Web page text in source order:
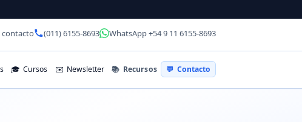
contacto (011) 6155-8693 WhatsApp +54 9 11 6155-8693
🎓 Cursos ✉️ Newsletter 📚 Recursos 💬 Contacto